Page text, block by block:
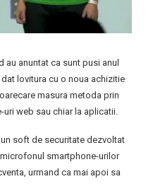
au anuntat ca sunt pusi anul
lovitura cu o noua achizitie
masura metoda prin
uri web sau chiar la aplicatii.
soft de securitate dezvoltat
smartphone-urilor
urmand ca mai apoi sa